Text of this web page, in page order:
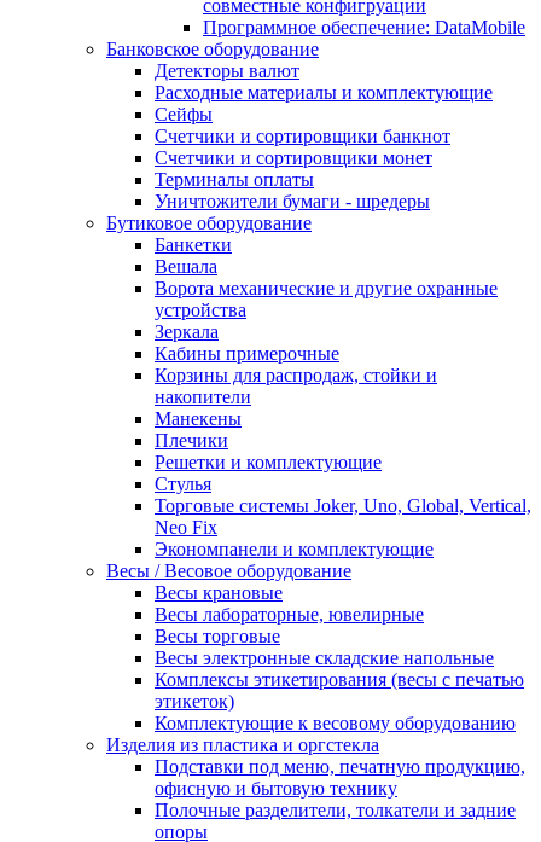
совместные конфигруации
Программное обеспечение: DataMobile
Банковское оборудование
Детекторы валют
Расходные материалы и комплектующие
Сейфы
Счетчики и сортировщики банкнот
Счетчики и сортировщики монет
Терминалы оплаты
Уничтожители бумаги - шредеры
Бутиковое оборудование
Банкетки
Вешала
Ворота механические и другие охранные
устройства
Зеркала
Кабины примерочные
Корзины для распродаж, стойки и
накопители
Манекены
Плечики
Решетки и комплектующие
Стулья
Торговые системы Joker, Uno, Global, Vertical,
Neo Fix
Экономпанели и комплектующие
Весы / Весовое оборудование
Весы крановые
Весы лабораторные, ювелирные
Весы торговые
Весы электронные складские напольные
Комплексы этикетирования (весы с печатью
этикеток)
Комплектующие к весовому оборудованию
Изделия из пластика и оргстекла
Подставки под меню, печатную продукцию,
офисную и бытовую технику
Полочные разделители, толкатели и задние
опоры